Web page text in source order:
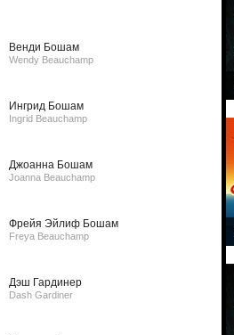
Венди Бошам
Wendy Beauchamp
Ингрид Бошам
Ingrid Beauchamp
Джоанна Бошам
Joanna Beauchamp
Фрейя Эйлиф Бошам
Freya Beauchamp
Дэш Гардинер
Dash Gardiner